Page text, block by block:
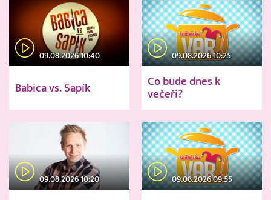
09.08.2026 10:40
Babica vs. Sapík
09.08.2026 10:25
Co bude dnes k
večeři?
09.08.2026 10:20 09.08.2026 09:55